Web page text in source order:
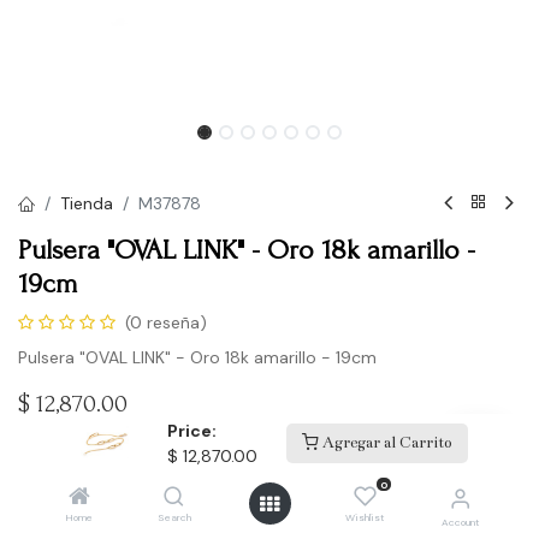
Price:
$ 12,870.00
Agregar al Carrito
Home Search
0
Wishlist Account
Tienda M37878
Pulsera "OVAL LINK" - Oro 18k amarillo -
19cm
(0 reseña)
Pulsera "OVAL LINK" - Oro 18k amarillo - 19cm
$ 12,870.00
Comprar